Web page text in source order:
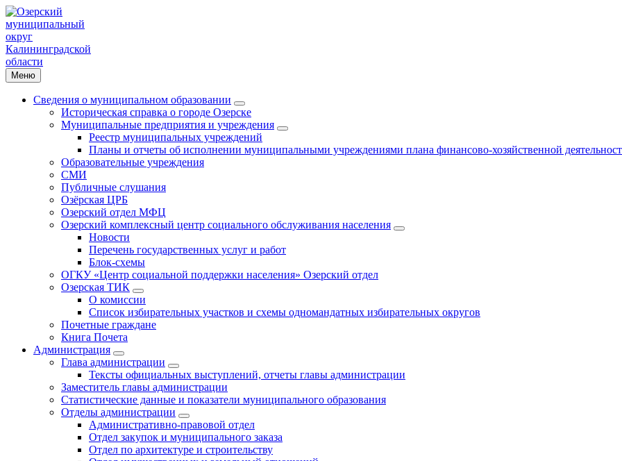
Меню
Сведения о муниципальном образовании
Историческая справка о городе Озерске
Муниципальные предприятия и учреждения
Реестр муниципальных учреждений
Планы и отчеты об исполнении муниципальными учреждениями плана финансово-хозяйственной
Образовательные учреждения
СМИ
Публичные слушания
Озёрская ЦРБ
Озерский отдел МФЦ
Озерский комплексный центр социального обслуживания населения
Новости
Перечень государственных услуг и работ
Блок-схемы
ОГКУ «Центр социальной поддержки населения» Озерский отдел
Озерская ТИК
О комиссии
Список избирательных участков и схемы одномандатных избирательных округов
Почетные граждане
Книга Почета
Администрация
Глава администрации
Тексты официальных выступлений, отчеты главы администрации
Заместитель главы администрации
Статистические данные и показатели муниципального образования
Отделы администрации
Административно-правовой отдел
Отдел закупок и муниципального заказа
Отдел по архитектуре и строительству